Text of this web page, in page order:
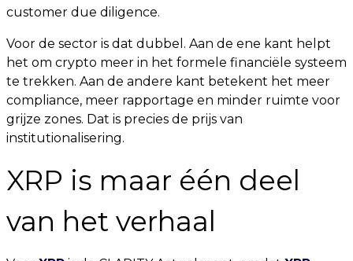
customer due diligence.
Voor de sector is dat dubbel. Aan de ene kant helpt
het om crypto meer in het formele financiële systeem
te trekken. Aan de andere kant betekent het meer
compliance, meer rapportage en minder ruimte voor
grijze zones. Dat is precies de prijs van
institutionalisering.
XRP is maar één deel
van het verhaal